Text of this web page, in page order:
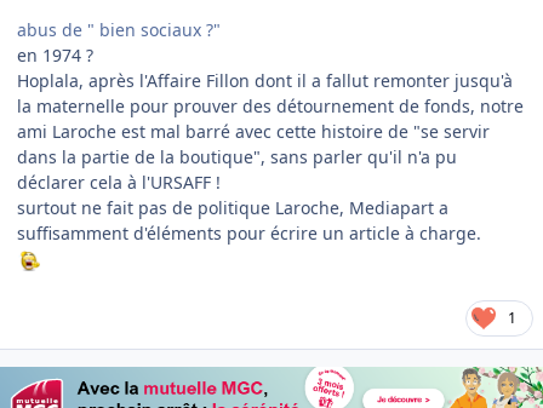
abus de " bien sociaux ?"
en 1974 ?
Hoplala, après l'Affaire Fillon dont il a fallut remonter jusqu'à
la maternelle pour prouver des détournement de fonds, notre
ami Laroche est mal barré avec cette histoire de "se servir
dans la partie de la boutique", sans parler qu'il n'a pu
déclarer cela à l'URSAFF !
surtout ne fait pas de politique Laroche, Mediapart a
suffisamment d'éléments pour écrire un article à charge.
1